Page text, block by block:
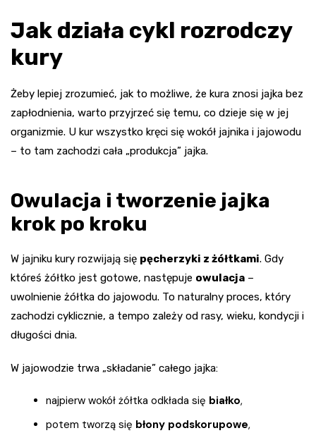
Jak działa cykl rozrodczy
kury
Żeby lepiej zrozumieć, jak to możliwe, że kura znosi jajka bez
zapłodnienia, warto przyjrzeć się temu, co dzieje się w jej
organizmie. U kur wszystko kręci się wokół jajnika i jajowodu
– to tam zachodzi cała „produkcja” jajka.
Owulacja i tworzenie jajka
krok po kroku
W jajniku kury rozwijają się pęcherzyki z żółtkami. Gdy
któreś żółtko jest gotowe, następuje owulacja –
uwolnienie żółtka do jajowodu. To naturalny proces, który
zachodzi cyklicznie, a tempo zależy od rasy, wieku, kondycji i
długości dnia.
W jajowodzie trwa „składanie” całego jajka:
najpierw wokół żółtka odkłada się białko,
potem tworzą się błony podskorupowe,